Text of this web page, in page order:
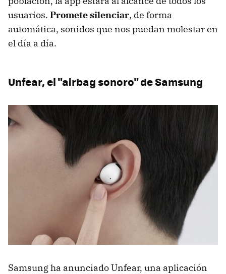
usuarios. Promete silenciar, de forma
automática, sonidos que nos puedan molestar en
el día a día.
Unfear, el "airbag sonoro" de Samsung
Samsung ha anunciado Unfear, una aplicación